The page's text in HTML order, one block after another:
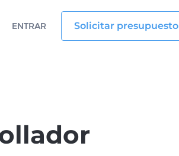
ENTRAR Solicitar presupuesto